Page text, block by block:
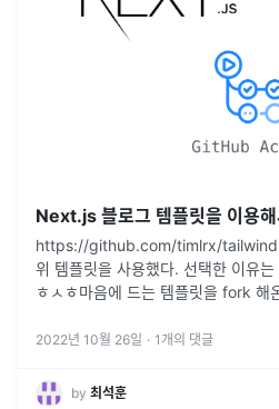
Next.js 블로그 템플릿을 이용해
https://github.com/timlrx/
위 템플릿을 사용했다. 선택한 이유
ㅎㅅㅎ마음에 드는 템플릿을 fork
2022년 10월 26일 · 1 개의 댓글
by 최석훈